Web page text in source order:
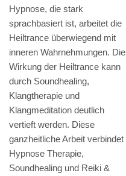
Hypnose, die stark
sprachbasiert ist, arbeitet die
Heiltrance überwiegend mit
inneren Wahrnehmungen. Die
Wirkung der Heiltrance kann
durch Soundhealing,
Klangtherapie und
Klangmeditation deutlich
vertieft werden. Diese
ganzheitliche Arbeit verbindet
Hypnose Therapie,
Soundhealing und Reiki &